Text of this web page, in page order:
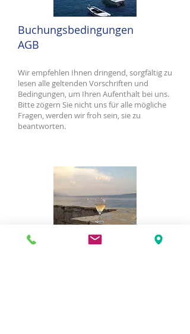
Buchungsbedingungen
AGB
Wir empfehlen Ihnen dringend, sorgfältig zu
lesen alle geltenden Vorschriften und
Bedingungen, um Ihren Aufenthalt bei uns.
Bitte zögern Sie nicht uns für alle mögliche
Fragen, werden wir froh sein, sie zu
beantworten.